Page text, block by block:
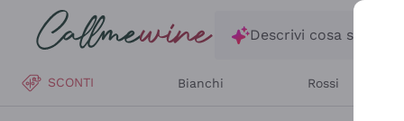
Salta al contenuto principale
Descrivi cosa stai
SCONTI Bianchi Rossi